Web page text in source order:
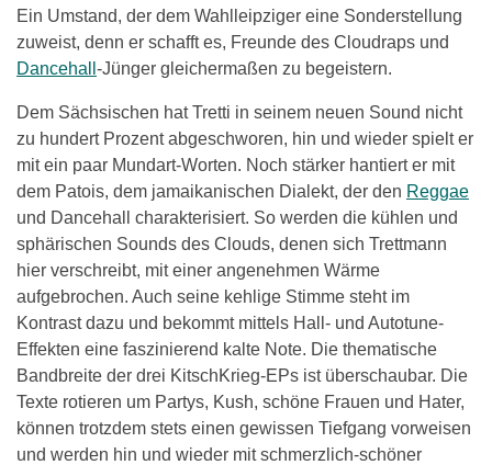
Ein Umstand, der dem Wahlleipziger eine Sonderstellung
zuweist, denn er schafft es, Freunde des Cloudraps und
Dancehall -Jünger gleichermaßen zu begeistern.
Dem Sächsischen hat Tretti in seinem neuen Sound nicht
zu hundert Prozent abgeschworen, hin und wieder spielt er
mit ein paar Mundart-Worten. Noch stärker hantiert er mit
dem Patois, dem jamaikanischen Dialekt, der den Reggae
und Dancehall charakterisiert. So werden die kühlen und
sphärischen Sounds des Clouds, denen sich Trettmann
hier verschreibt, mit einer angenehmen Wärme
aufgebrochen. Auch seine kehlige Stimme steht im
Kontrast dazu und bekommt mittels Hall- und Autotune-
Effekten eine faszinierend kalte Note. Die thematische
Bandbreite der drei KitschKrieg-EPs ist überschaubar. Die
Texte rotieren um Partys, Kush, schöne Frauen und Hater,
können trotzdem stets einen gewissen Tiefgang vorweisen
und werden hin und wieder mit schmerzlich-schöner